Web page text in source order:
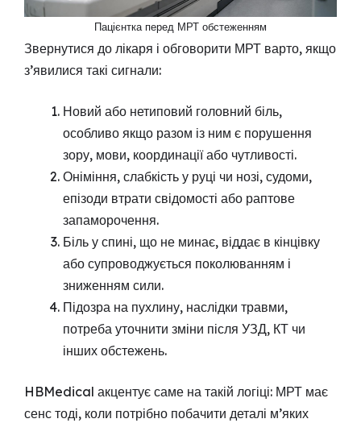
Пацієнтка перед МРТ обстеженням
Звернутися до лікаря і обговорити МРТ варто, якщо
з’явилися такі сигнали:
Новий або нетиповий головний біль,
особливо якщо разом із ним є порушення
зору, мови, координації або чутливості.
Оніміння, слабкість у руці чи нозі, судоми,
епізоди втрати свідомості або раптове
запаморочення.
Біль у спині, що не минає, віддає в кінцівку
або супроводжується поколюванням і
зниженням сили.
Підозра на пухлину, наслідки травми,
потреба уточнити зміни після УЗД, КТ чи
інших обстежень.
HBMedical акцентує саме на такій логіці: МРТ має
сенс тоді, коли потрібно побачити деталі м’яких